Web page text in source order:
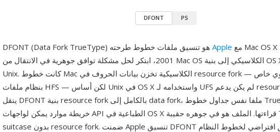
DFONT PS
Apple
2001، ابتكر لحل مشكلة توافق جوهرية في الانتقال من Mac OS الكلاسيكي إلى بنية OS X القائمة على
Unix. كانت خطوط Mac الكلاسيكية تخزن بيانات الحروف في resource fork — تدفق ملف ثانوي خاص
بنظام ملفات HFS — لكن أساس Unix في OS X واستخدامه لـ UFS لم يكن يدعم resource fork أصلا.
ينقل DFONT بنية resource fork بالكامل إلى data fork، ملفا نفس جداول خطوط TrueType في
خريطة موارد يمكن لواجهات API الطباعية في OS X قراءتها. الملف هو في جوهره حقيبة TrueType
suitcase بدون resource fork. ضمنت Apple تنسيق DFONT كتنسيق افتراضي لخطوط النظام